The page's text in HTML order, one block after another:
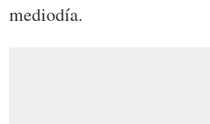
mediodía.